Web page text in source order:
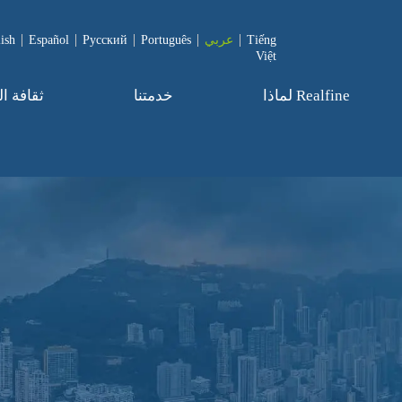
Español Pусский Português عربي
Tiếng
Việt
ثقافة خدمتنا لماذا Realfine